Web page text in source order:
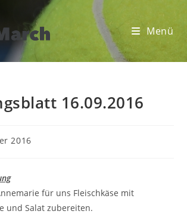
Menü
16.09.2016
2016
für uns Fleischkäse mit
und Salat zubereiten.